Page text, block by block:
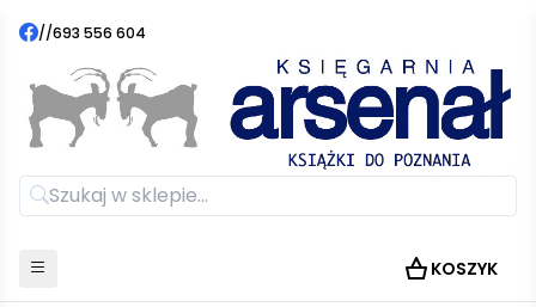
//693 556 604
KOSZYK